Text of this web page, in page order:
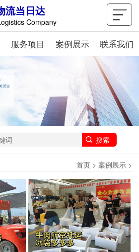
流当日达
Company
服务项目 案例展示 联系我们
首页 > 案例展示 >